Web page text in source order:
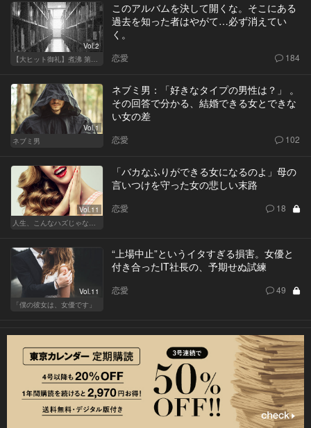
Vol.2
【大ヒット御礼】煮沸 第二章
このアルバムを決して開くな。そこにある
過去を知った者はやがて…必ず消えてい
く。
恋愛 184
Vol.1
ネブミ男
ネブミ男：「好きなタイプの男性は？」 。
その回答で分かる、結婚できる女とできな
い女の差
恋愛 102
Vol.11
人生、こんなハズじゃなかった。～ハイスペの憂鬱～
「バカなふりができる女になるのよ」母の
言いつけを守った女の悲しい末路
恋愛 18
Vol.11
「僕の彼女は、女優です」
“上場中止”というイタすぎる損害。女優と
付き合ったIT社長の、予期せぬ試練
恋愛 49